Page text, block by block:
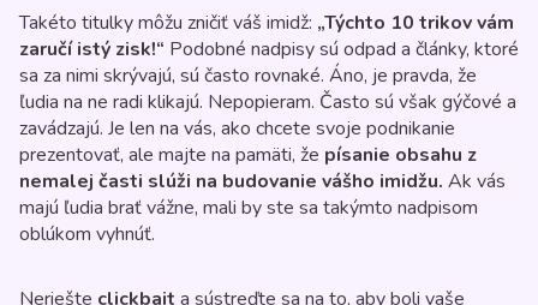
Takéto titulky môžu zničiť váš imidž: „Týchto 10 trikov vám
zaručí istý zisk!“ Podobné nadpisy sú odpad a články, ktoré
sa za nimi skrývajú, sú často rovnaké. Áno, je pravda, že
ľudia na ne radi klikajú. Nepopieram. Často sú však gýčové a
zavádzajú. Je len na vás, ako chcete svoje podnikanie
prezentovať, ale majte na pamäti, že písanie obsahu z
nemalej časti slúži na budovanie vášho imidžu. Ak vás
majú ľudia brať vážne, mali by ste sa takýmto nadpisom
oblúkom vyhnúť.
Neriešte clickbait a sústreďte sa na to, aby boli vaše